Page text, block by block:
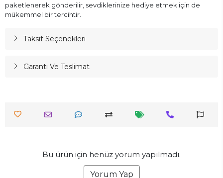
paketlenerek gönderilir, sevdiklerinize hediye etmek için de
mükemmel bir tercihtir.
Taksit Seçenekleri
Garanti Ve Teslimat
Bu ürün için henüz yorum yapılmadı.
Yorum Yap